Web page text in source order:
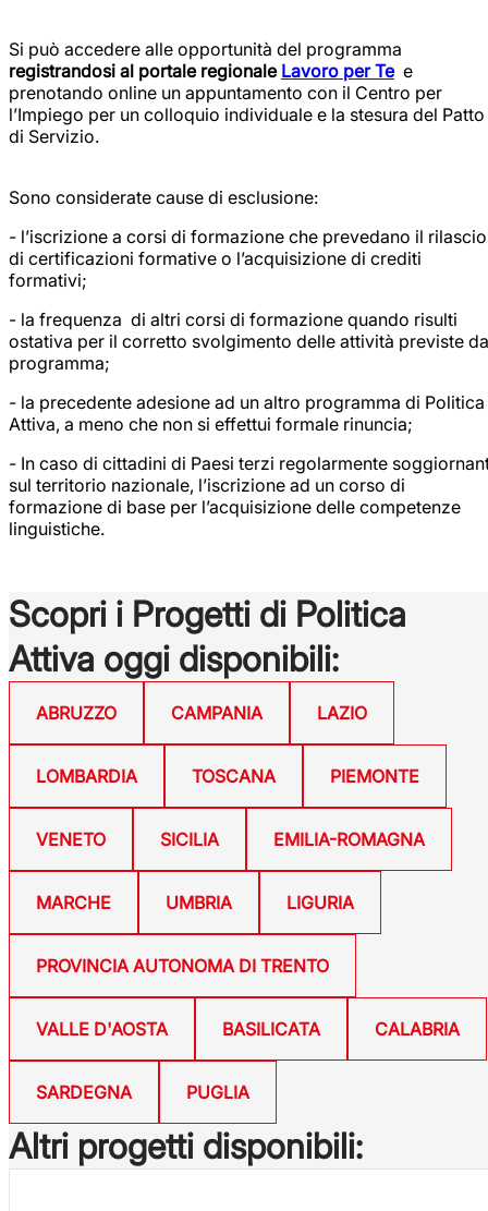
Si può accedere alle opportunità del programma
registrandosi al portale regionale Lavoro per Te e
prenotando online un appuntamento con il Centro per
l’Impiego per un colloquio individuale e la stesura del Patto
di Servizio.
Sono considerate cause di esclusione:
- l’iscrizione a corsi di formazione che prevedano il rilascio
di certificazioni formative o l’acquisizione di crediti
formativi;
- la frequenza di altri corsi di formazione quando risulti
ostativa per il corretto svolgimento delle attività previste
programma;
- la precedente adesione ad un altro programma di Politica
Attiva, a meno che non si effettui formale rinuncia;
- In caso di cittadini di Paesi terzi regolarmente
sul territorio nazionale, l’iscrizione ad un corso di
formazione di base per l’acquisizione delle competenze
linguistiche.
Scopri i Progetti di Politica
Attiva oggi disponibili:
ABRUZZO CAMPANIA LAZIO
LOMBARDIA TOSCANA PIEMONTE
VENETO SICILIA EMILIA-ROMAGNA
MARCHE UMBRIA LIGURIA
PROVINCIA AUTONOMA DI TRENTO
VALLE D'AOSTA BASILICATA CALABRIA
SARDEGNA PUGLIA
Altri progetti disponibili: